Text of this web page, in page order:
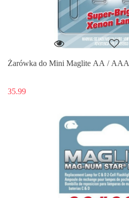
Żarówka do Mini Maglite AA / AAA
35.99